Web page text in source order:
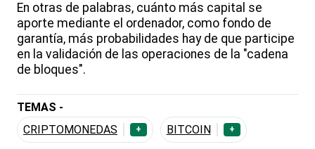
En otras de palabras, cuánto más capital se
aporte mediante el ordenador, como fondo de
garantía, más probabilidades hay de que participe
en la validación de las operaciones de la "cadena
de bloques".
TEMAS -
CRIPTOMONEDAS
+ BITCOIN +